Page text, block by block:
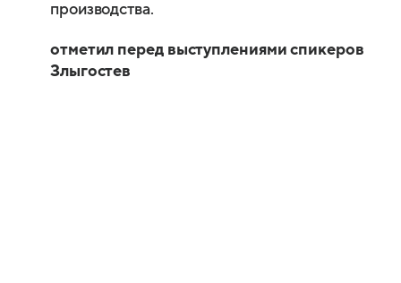
производства.
отметил перед выступлениями спикеров
Злыгостев